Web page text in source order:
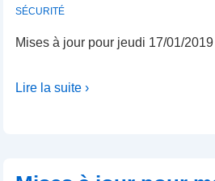
SÉCURITÉ
Mises à jour pour jeudi 17/01/2019
Lire la suite ›